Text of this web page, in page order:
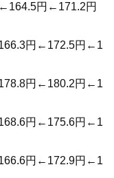
円←171.2円
円←172.5円←1
円←180.2円←1
円←175.6円←1
円←172.9円←1